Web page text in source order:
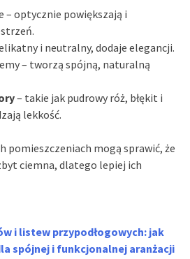
– optycznie powiększają i
i neutralny, dodaje elegancji.
– tworzą spójną, naturalną
– takie jak pudrowy róż, błękit i
lekkość.
pomieszczeniach mogą sprawić, że
ciemna, dlatego lepiej ich
i listew przypodłogowych: jak
spójnej i funkcjonalnej aranżacji